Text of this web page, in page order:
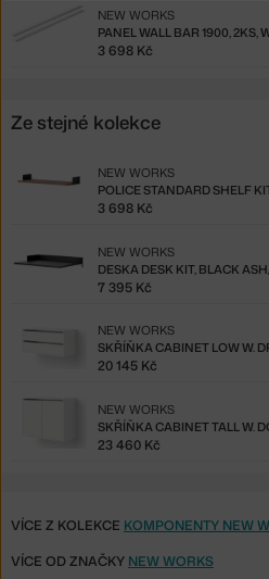
PANEL WALL BAR 1900, 2KS,
NEW WORKS
3 698 Kč
Ze stejné kolekce
POLICE STANDARD SHELF
NEW WORKS
3 698 Kč
DESKA DESK KIT, BLACK
NEW WORKS
7 395 Kč
SKŘÍŇKA CABINET LOW W.
NEW WORKS
20 145 Kč
SKŘÍŇKA CABINET TALL W.
NEW WORKS
23 460 Kč
VÍCE Z KOLEKCE KOMPONENTY NEW
VÍCE OD ZNAČKY NEW WORKS